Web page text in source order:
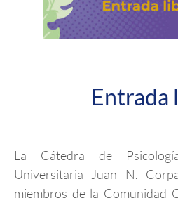
Entrada
La Cátedra de
Universitaria Juan N.
miembros de la Comunidad